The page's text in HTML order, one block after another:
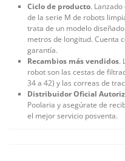
Ciclo de producto.
de la serie M de robots
trata de un modelo
metros de longitud. Cuenta
garantía.
Recambios más vendidos.
robot son las cestas de
34 a 42) y las correas de
Distribuidor Oficial
Poolaria y asegúrate de
el mejor servicio posventa.